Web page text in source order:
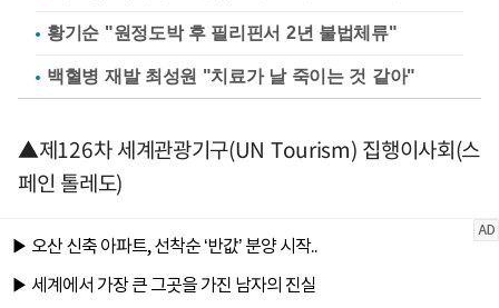
황기순 "원정도박 후 필리핀서 2년 불법체류"
백혈병 재발 최성원 "치료가 날 죽이는 것 같아"
▲제126차 세계관광기구(UN Tourism) 집행이사회(스
페인 톨레도)